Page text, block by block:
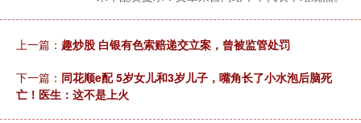
上一篇： 趣炒股 白银有色索赔递交立案，曾被监管处罚
下一篇： 同花顺e配 5岁女儿和3岁儿子，嘴角长了小水泡后脑死
亡！医生：这不是上火